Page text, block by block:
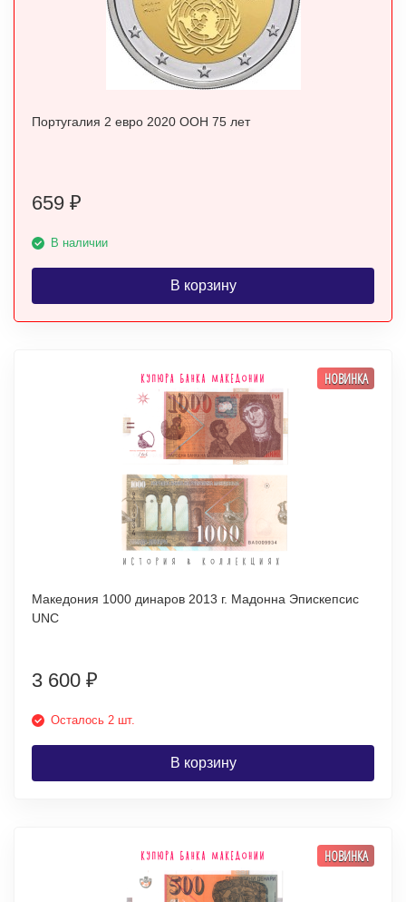
Португалия 2 евро 2020 ООН 75 лет
659 ₽
В наличии
В корзину
НОВИНКА
Македония 1000 динаров 2013 г. Мадонна Эпискепсис
UNC
3 600 ₽
Осталось 2 шт.
В корзину
НОВИНКА